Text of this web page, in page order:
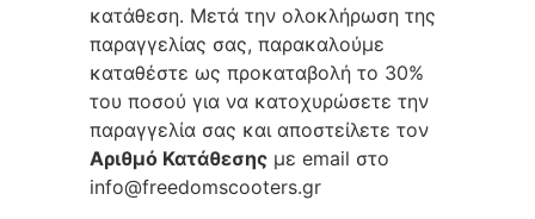
κατάθεση. Μετά την ολοκλήρωση της
παραγγελίας σας, παρακαλούμε
καταθέστε ως προκαταβολή το 30%
του ποσού για να κατοχυρώσετε την
παραγγελία σας και αποστείλετε τον
Αριθμό Κατάθεσης με email στο
info@freedomscooters.gr